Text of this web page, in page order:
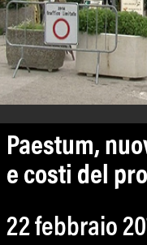
Paestum,
e costi del
22 febbraio